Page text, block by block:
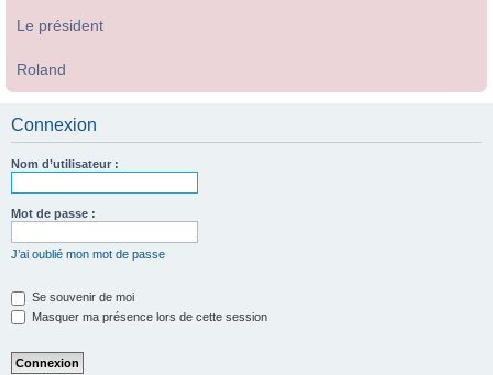
Le président
Roland
Connexion
Nom d’utilisateur :
Mot de passe :
J’ai oublié mon mot de passe
Se souvenir de moi
Masquer ma présence lors de cette session